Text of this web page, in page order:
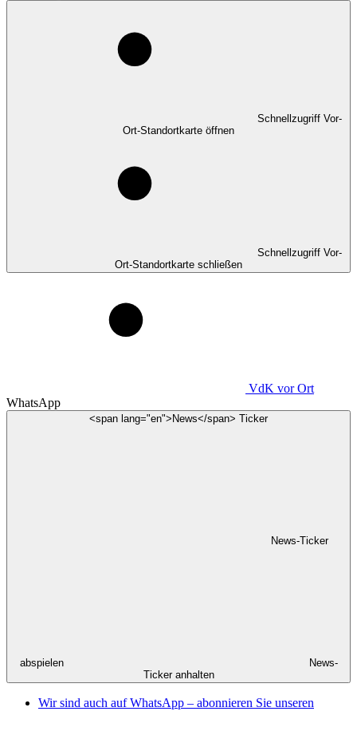
Schnellzugriff Vor-
Ort-Standortkarte öffnen
Schnellzugriff Vor-
Ort-Standortkarte schließen
VdK vor Ort
WhatsApp
<span lang="en">News</span> Ticker
News-Ticker
abspielen
News-
Ticker anhalten
Wir sind auch auf WhatsApp – abonnieren Sie unseren